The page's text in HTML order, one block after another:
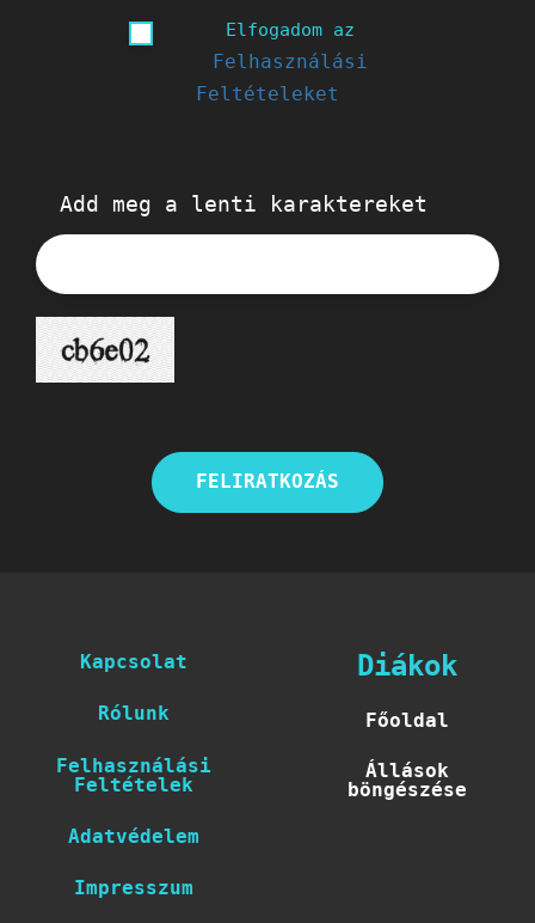
Elfogadom az
Felhasználási
Feltételeket
Add meg a lenti karaktereket
FELIRATKOZÁS
Kapcsolat
Rólunk
Felhasználási
Feltételek
Adatvédelem
Impresszum
Diákok
Főoldal
Állások
böngészése